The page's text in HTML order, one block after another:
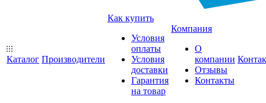
Каталог Производители
Как купить
Условия
оплаты
Условия
доставки
Гарантия
на товар
Компания
О
компании
Отзывы
Контакты